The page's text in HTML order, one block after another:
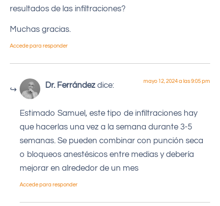
resultados de las infiltraciones?
Muchas gracias.
Accede para responder
Dr. Ferrández dice: mayo 12, 2024 a las 9:05 pm
Estimado Samuel, este tipo de infiltraciones hay
que hacerlas una vez a la semana durante 3-5
semanas. Se pueden combinar con punción seca
o bloqueos anestésicos entre medias y debería
mejorar en alrededor de un mes
Accede para responder